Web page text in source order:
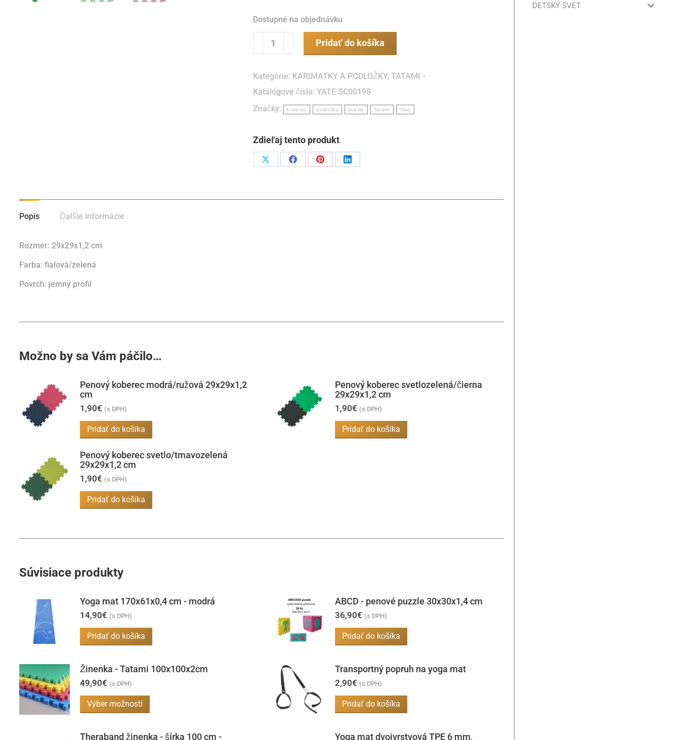
Dostupné na objednávku
množstvo
Penový
fialová/zelená
29x29x1,2
cm
Pridať do košíka
Kategórie: KARIMATKY A PODLOŽKY,TATAMI
Katalógové číslo:YATE SC00198
Značky:
koberec podložky puzzle Tatami Yate
Zdieľaj tento produkt
Podiel Podiel Podiel Podiel
Popis Ďalšie informácie
Rozmer: 29x29x1,2 cm
Farba: fialová/zelená
Povrch: jemný profil
Možno by sa Vám páčilo…
Penový koberec modrá/ružová 29x29x1,2
cm
1,90€ (s DPH)
Pridať do košíka
Penový koberec svetlozelená/čierna
29x29x1,2 cm
1,90€ (s DPH)
Pridať do košíka
Penový koberec svetlo/tmavozelená
29x29x1,2 cm
1,90€ (s DPH)
Pridať do košíka
Súvisiace produkty
Yoga mat 170x61x0,4 cm - modrá
14,90€ (s DPH)
Pridať do košíka
ABCD - penové puzzle 30x30x1,4 cm
36,90€ (s DPH)
Pridať do košíka
Žinenka - Tatami 100x100x2cm
49,90€ (s DPH)
Výber možností
produkt
Transportný popruh na yoga mat
2,90€ (s DPH)
Pridať do košíka
Theraband žinenka - šírka 100 cm - Yoga mat dvojvrstvová TPE 6 mm,
DETSKÝ SVET